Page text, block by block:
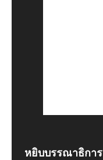
หยิบบรรณาธิการ